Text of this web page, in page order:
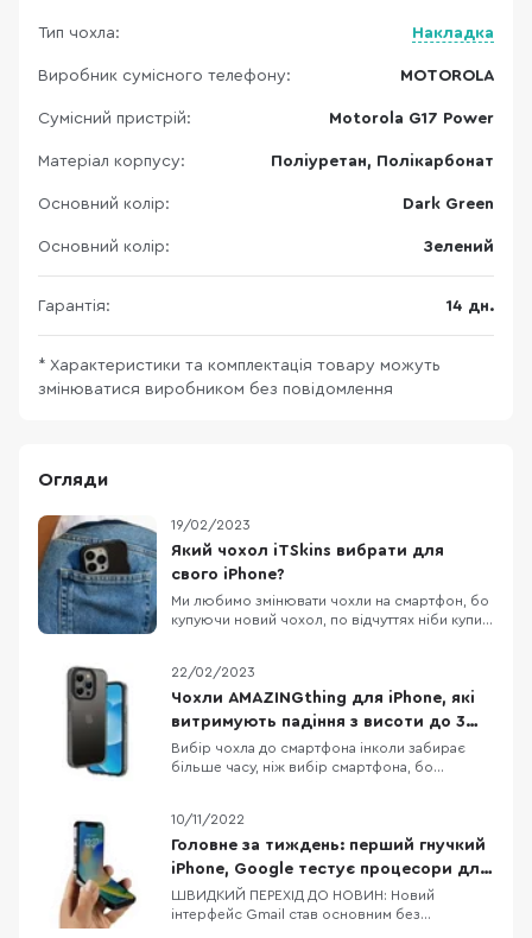
Тип чохла: Накладка
Виробник сумісного телефону: MOTOROLA
Сумісний пристрій: Motorola G17 Power
Матеріал корпусу: Поліуретан, Полікарбонат
Основний колір: Dark Green
Основний колір: Зелений
Гарантія: 14 дн.
* Характеристики та комплектація товару можуть
змінюватися виробником без повідомлення
Огляди
19/02/2023
Який чохол iTSkins вибрати для
свого iPhone?
Ми любимо змінювати чохли на смартфон, бо
купуючи новий чохол, по відчуттях ніби купив
неймовірно різноманітний. Дивитися картинки
чохлів на сайті звісно приємно, але краще
подивитись на них вживу, тому сьогодні
потестимо к
22/02/2023
Чохли AMAZINGthing для iPhone, які
витримують падіння з висоти до 3
метрів
Вибір чохла до смартфона інколи забирає
більше часу, ніж вибір смартфона, бо
iPhone. Одна з компаній, яка давно себе
зарекомендувала як виробник якісних,
довговічних та красивих аксесуарів до iPhone
— це AMAZINGthing. В них
10/11/2022
Головне за тиждень: перший гнучкий
iPhone, Google тестує процесори для
Pixel 8/8 Pro, флагманський процесор
від MediaTek
ШВИДКИЙ ПЕРЕХІД ДО НОВИН: Новий
інтерфейс Gmail став основним без